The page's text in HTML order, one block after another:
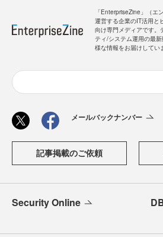
「EnterpriseZine」（エ
運営する企業のIT活用と
向け専門メディアです。
ティ/システム運用の最
様な情報をお届けしてい
メールバックナンバー
記事掲載のご依頼
Security Online